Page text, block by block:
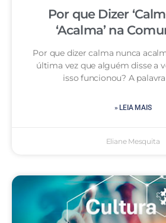
Por que Dizer
‘Acalma’ na
Por que dizer calma nunca
última vez que alguém disse a
isso funcionou? A palavra
» LEIA MAIS
Eliane Mesquita